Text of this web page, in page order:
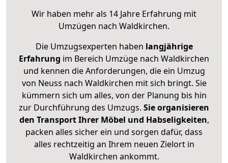
Wir haben mehr als 14 Jahre Erfahrung mit
Umzügen nach Waldkirchen.
Die Umzugsexperten haben langjährige
Erfahrung im Bereich Umzüge nach Waldkirchen
und kennen die Anforderungen, die ein Umzug
von Neuss nach Waldkirchen mit sich bringt. Sie
kümmern sich um alles, von der Planung bis hin
zur Durchführung des Umzugs. Sie organisieren
den Transport Ihrer Möbel und Habseligkeiten,
packen alles sicher ein und sorgen dafür, dass
alles rechtzeitig an Ihrem neuen Zielort in
Waldkirchen ankommt.